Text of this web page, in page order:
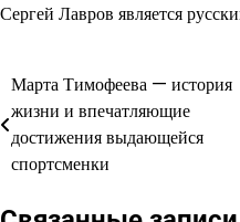
Сергей Лавров является
Навигация
по
записям
Марта Тимофеева — история
жизни и впечатляющие
достижения выдающейся
спортсменки